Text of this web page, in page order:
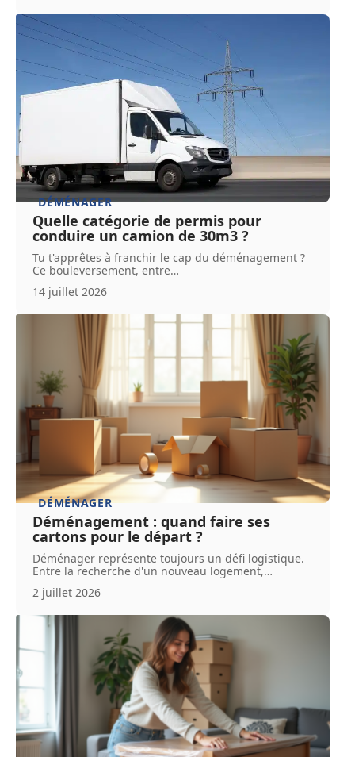
DÉMÉNAGER
Quelle catégorie de permis pour
conduire un camion de 30m3 ?
Tu t'apprêtes à franchir le cap du déménagement ?
Ce bouleversement, entre…
14 juillet 2026
DÉMÉNAGER
Déménagement : quand faire ses
cartons pour le départ ?
Déménager représente toujours un défi logistique.
Entre la recherche d'un nouveau logement,…
2 juillet 2026